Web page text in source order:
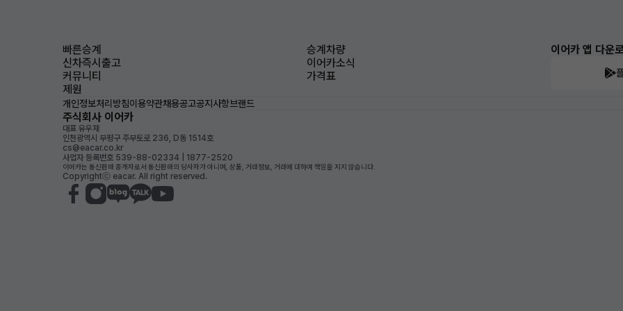
빠른승계
승계차량
신차즉시출고
이어카소식
커뮤니티
가격표
제원
이어카 앱 다운
개인정보처리방침이용약관채용공고공지사항브랜드
주식회사 이어카
대표 유우재
인천광역시 부평구 주부토로 236, D동 1514호
cs@eacar.co.kr
사업자 등록번호 539-88-02334 | 1877-2520
이어카는 통신판매 중개자로서 통신판매의 당사자가 아니며, 상품, 거래정보, 거래에 대하여 책임을 지지 않습니다.
Copyrightⓒ eacar. All right reserved.